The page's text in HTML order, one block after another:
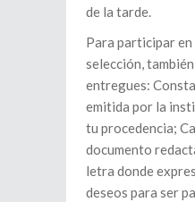
de la tarde.
Para participar
selección,
entregues:
emitida por la
tu procedencia;
documento
letra donde
deseos para ser